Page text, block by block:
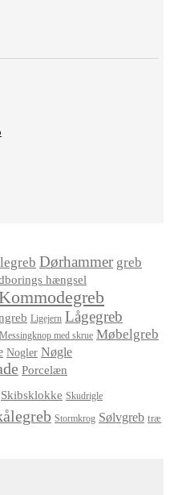
Dørhammer greb
hængsel
Ligejern Lågegreb
Messingknop med skrue Møbelgreb
Nogler Nøgle
Porcelæn
Skibsklokke Skudrigle
Stormkrog Sølvgreb træ